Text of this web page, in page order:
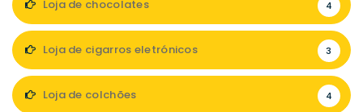
Loja de chocolates 4
Loja de cigarros eletrónicos 3
Loja de colchões 4